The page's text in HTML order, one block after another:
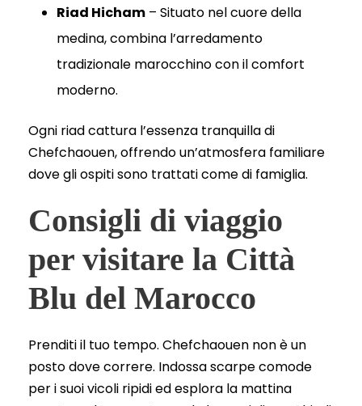
Riad Hicham – Situato nel cuore della
medina, combina l’arredamento
tradizionale marocchino con il comfort
moderno.
Ogni riad cattura l’essenza tranquilla di
Chefchaouen, offrendo un’atmosfera familiare
dove gli ospiti sono trattati come di famiglia.
Consigli di viaggio
per visitare la Città
Blu del Marocco
Prenditi il tuo tempo. Chefchaouen non è un
posto dove correre. Indossa scarpe comode
per i suoi vicoli ripidi ed esplora la mattina